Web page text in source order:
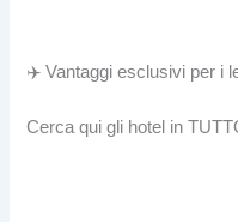
✈️ Vantaggi esclusivi per i
Cerca qui gli hotel in